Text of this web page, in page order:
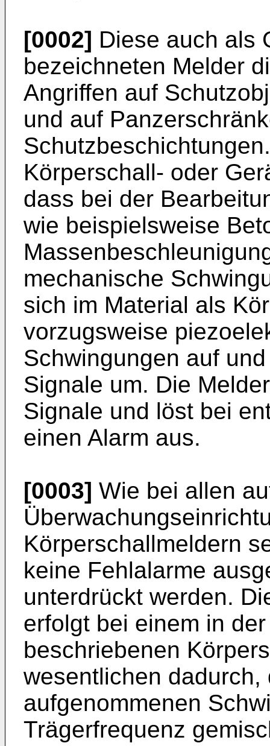
[0002] Diese auch als
bezeichneten Melder
Angriffen auf
und auf
Körperschall- oder
dass bei der
wie beispielsweise
mechanische
sich im Material als
vorzugsweise
Schwingungen auf
Signale um. Die
Signale und löst bei
einen Alarm aus.
[0003] Wie bei allen
Körperschallmeldern
keine Fehlalarme
unterdrückt werden.
erfolgt bei einem in
beschriebenen
wesentlichen
aufgenommenen
Trägerfrequenz